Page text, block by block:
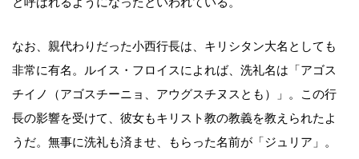
と呼ばれるようになったといわれている。
なお、親代わりだった小西行長は、キリシタン大名としても
非常に有名。ルイス・フロイスによれば、洗礼名は「アゴス
チイノ（アゴスチーニョ、アウグスチヌスとも）」。この行
長の影響を受けて、彼女もキリスト教の教義を教えられたよ
うだ。無事に洗礼も済ませ、もらった名前が「ジュリア」。